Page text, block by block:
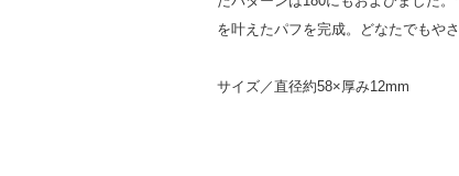
を叶えたパフを完成。どなたでもや
サイズ／直径約58×厚み12mm